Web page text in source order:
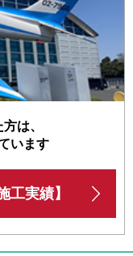
は、
います
工実績】